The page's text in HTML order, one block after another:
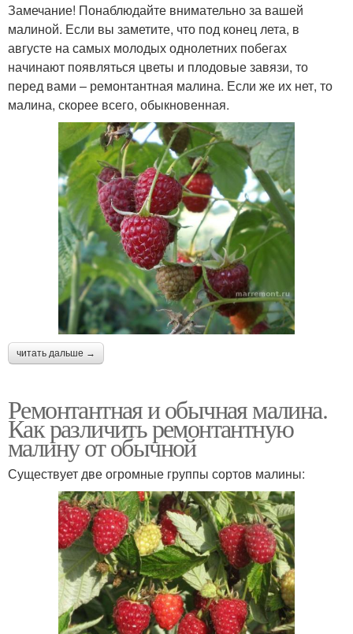
Замечание! Понаблюдайте внимательно за вашей
малиной. Если вы заметите, что под конец лета, в
августе на самых молодых однолетних побегах
начинают появляться цветы и плодовые завязи, то
перед вами – ремонтантная малина. Если же их нет, то
малина, скорее всего, обыкновенная.
читать дальше →
Ремонтантная и обычная малина.
Как различить ремонтантную
малину от обычной
Существует две огромные группы сортов малины: